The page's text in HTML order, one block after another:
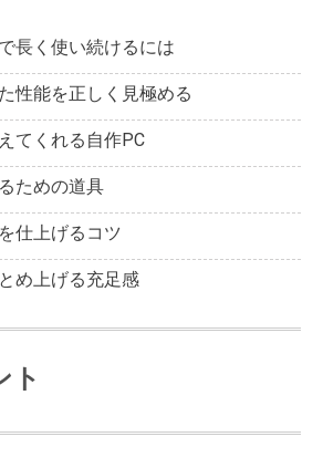
長く使い続けるには
性能を正しく見極める
てくれる自作PC
ための道具
仕上げるコツ
め上げる充足感
ト